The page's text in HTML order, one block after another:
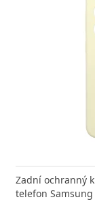
Zadní ochranný
telefon Samsung